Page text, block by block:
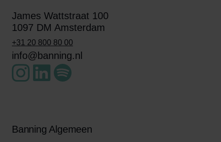
James Wattstraat 100
1097 DM Amsterdam
+31 20 800 80 00
info@banning.nl
Banning Algemeen